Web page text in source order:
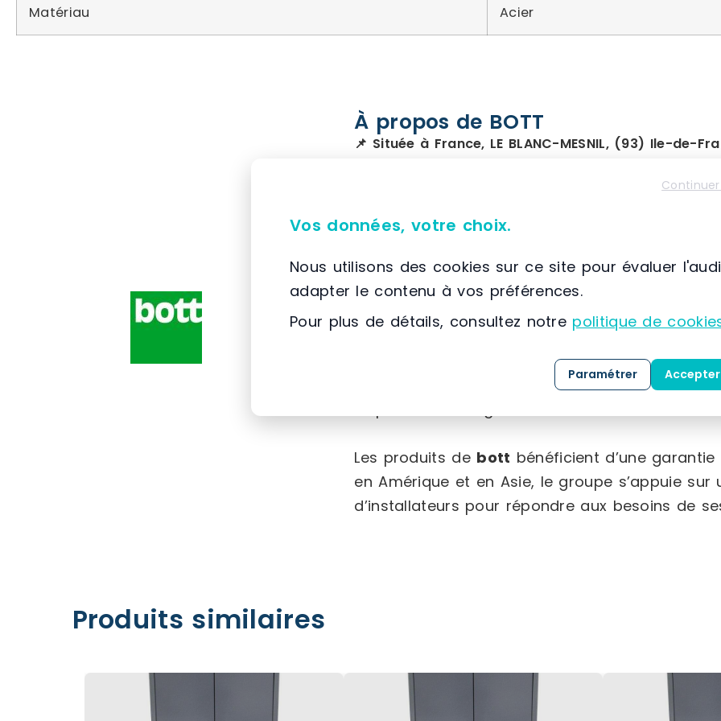
Matériau Acier
À propos de BOTT
📌 Située à France, LE BLANC-MESNIL, (93) Ile-de-
conçus selon des normes de qualité
professionnels, qu’il s’agisse de petites
expertise en matière de solutions de
les véhicules utilitaires.
Les sites de production de bottsont implantés
Royaume-Uni. Un bureau d’études dédié
de solutions personnalisées, qu’il s’agisse
véhicules. Pour les véhicules,bottpropose
Les produits de bott bénéficient d’une
en Amérique et en Asie, le groupe s’appuie
d’installateurs pour répondre aux besoins de
Produits similaires
Vos données, votre choix.
Nous utilisons des cookies sur ce site pour évaluer
adapter le contenu à vos préférences.
Pour plus de détails, consultez notre politique de
Paramétrer